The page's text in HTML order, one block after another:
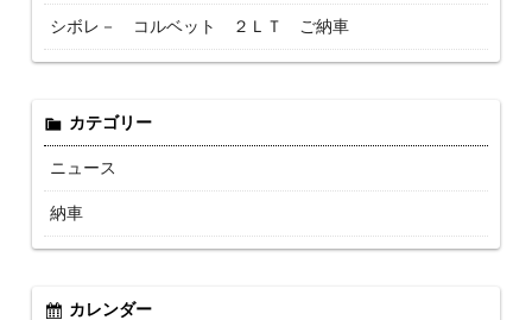
シボレ－ コルベット ２ＬＴ ご納車
カテゴリー
ニュース
納車
カレンダー